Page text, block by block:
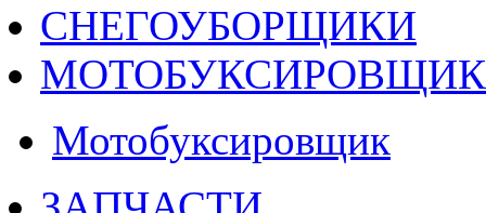
СНЕГОУБОРЩИКИ
Мотобуксировщик